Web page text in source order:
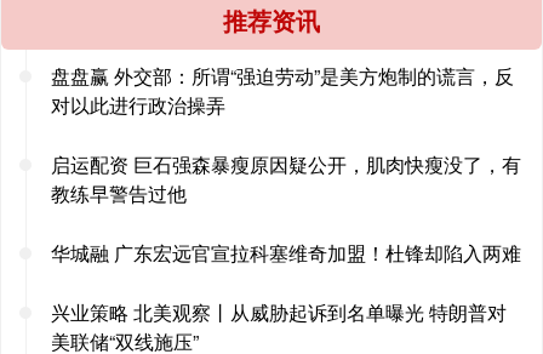
推荐资讯
盘盘赢 外交部：所谓“强迫劳动”是美方炮制的谎言，反
对以此进行政治操弄
启运配资 巨石强森暴瘦原因疑公开，肌肉快瘦没了，有
教练早警告过他
华城融 广东宏远官宣拉科塞维奇加盟！杜锋却陷入两难
兴业策略 北美观察丨从威胁起诉到名单曝光 特朗普对
美联储“双线施压”